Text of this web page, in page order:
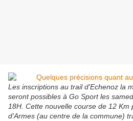
Les inscriptions au trail d'Echenoz la
seront possibles à Go Sport les
18H. Cette nouvelle course de 12
d'Armes (au centre de la commune)